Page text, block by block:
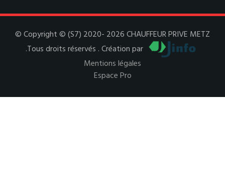
© Copyright © (S7) 2020- 2026 CHAUFFEUR PRIVE METZ
.Tous droits réservés . Création par
Mentions légales
Espace Pro